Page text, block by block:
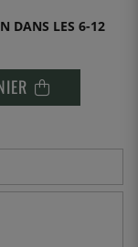
DANS LES 6-12